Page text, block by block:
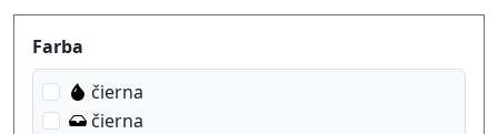
Produktfilter
Farba
čierna
čierna